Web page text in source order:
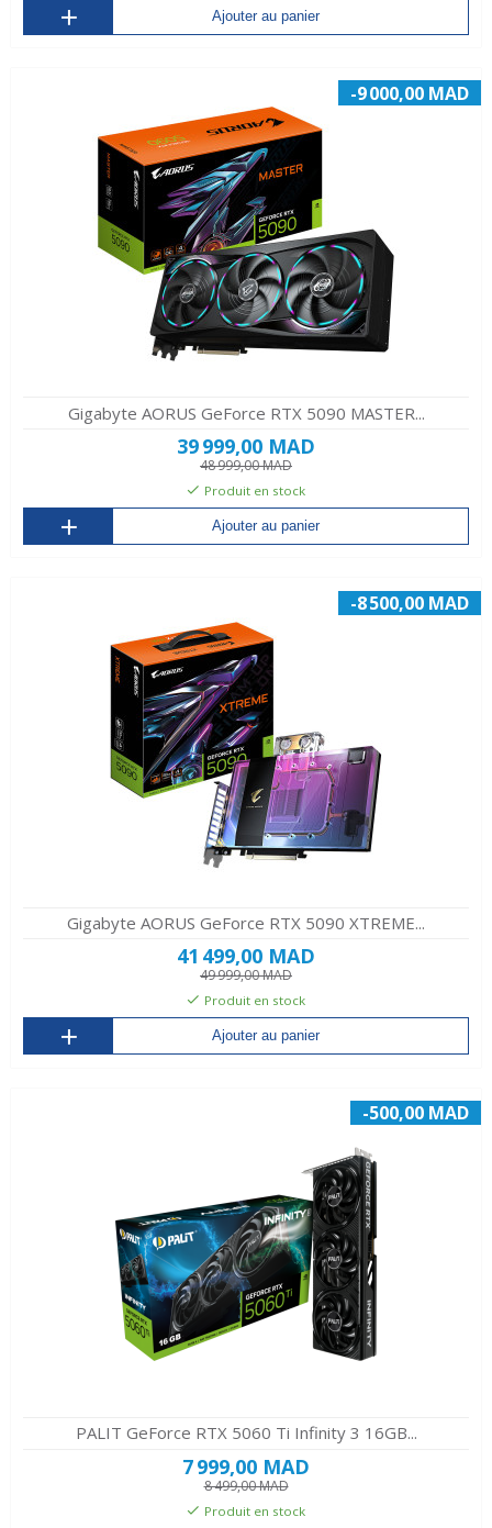
Ajouter au panier
-9 000,00 MAD
Gigabyte AORUS GeForce RTX 5090 MASTER...
39 999,00 MAD
48 999,00 MAD
Produit en stock
Ajouter au panier
-8 500,00 MAD
Gigabyte AORUS GeForce RTX 5090 XTREME...
41 499,00 MAD
49 999,00 MAD
Produit en stock
Ajouter au panier
-500,00 MAD
PALIT GeForce RTX 5060 Ti Infinity 3 16GB...
7 999,00 MAD
8 499,00 MAD
Produit en stock